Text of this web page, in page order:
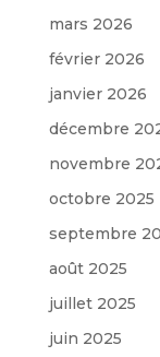
mars 2026
février 2026
janvier 2026
décembre
novembre
octobre 2025
septembre
août 2025
juillet 2025
juin 2025